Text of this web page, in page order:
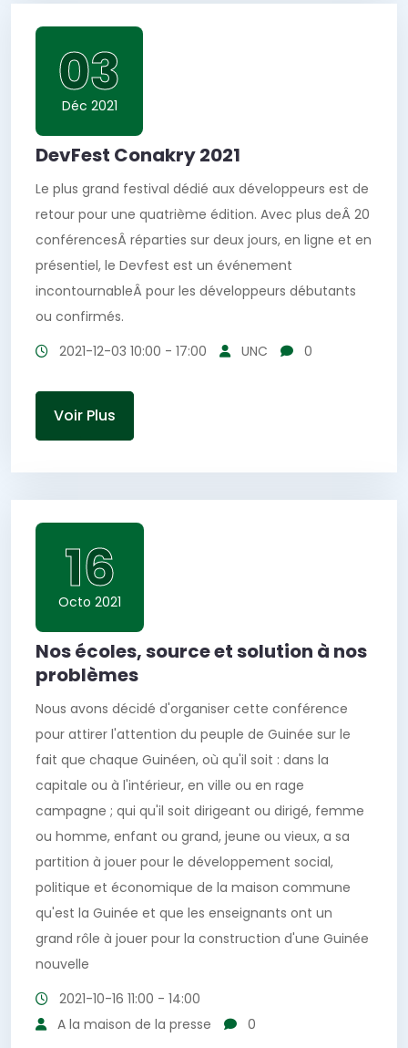
03
Déc 2021
DevFest Conakry 2021
Le plus grand festival dédié aux développeurs est de
retour pour une quatrième édition. Avec plus deÂ 20
conférencesÂ réparties sur deux jours, en ligne et en
présentiel, le Devfest est un événement
incontournableÂ pour les développeurs débutants
ou confirmés.
2021-12-03 10:00 - 17:00 UNC 0
Voir Plus
16
Octo 2021
Nos écoles, source et solution à nos
problèmes
Nous avons décidé d'organiser cette conférence
pour attirer l'attention du peuple de Guinée sur le
fait que chaque Guinéen, où qu'il soit : dans la
capitale ou à l'intérieur, en ville ou en rage
campagne ; qui qu'il soit dirigeant ou dirigé, femme
ou homme, enfant ou grand, jeune ou vieux, a sa
partition à jouer pour le développement social,
politique et économique de la maison commune
qu'est la Guinée et que les enseignants ont un
grand rôle à jouer pour la construction d'une Guinée
nouvelle
2021-10-16 11:00 - 14:00
A la maison de la presse
0